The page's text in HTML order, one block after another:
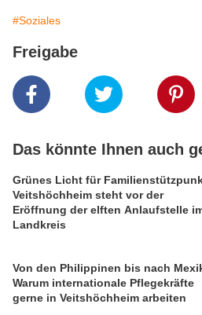
#Soziales
Freigabe
Das könnte Ihnen auch
Grünes Licht für
Veitshöchheim steht vor der
Eröffnung der elften Anlaufstelle
Landkreis
Von den Philippinen bis nach
Warum internationale Pflegekräfte
gerne in Veitshöchheim arbeiten